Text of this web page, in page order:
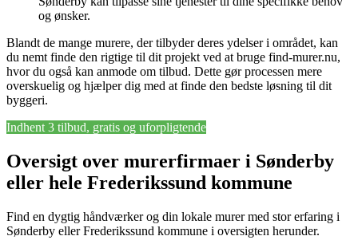
og ønsker.
Blandt de mange murere, der tilbyder deres ydelser i området, kan
du nemt finde den rigtige til dit projekt ved at bruge find-murer.nu,
hvor du også kan anmode om tilbud. Dette gør processen mere
overskuelig og hjælper dig med at finde den bedste løsning til dit
byggeri.
Indhent 3 tilbud, gratis og uforpligtende
Oversigt over murerfirmaer i Sønderby
eller hele Frederikssund kommune
Find en dygtig håndværker og din lokale murer med stor erfaring i
Sønderby eller Frederikssund kommune i oversigten herunder.